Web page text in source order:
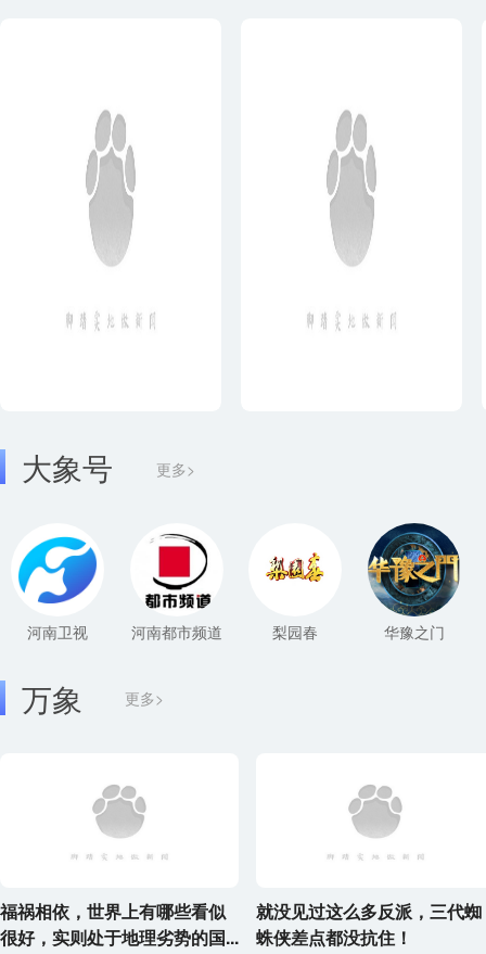
大象号 更多>
河南卫视 河南都市频道 梨园春 华豫之门
更多>
万象
福祸相依，世界上有哪些看似
很好，实则处于地理劣势的国...
就没见过这么多反派，三代蜘
蛛侠差点都没抗住！